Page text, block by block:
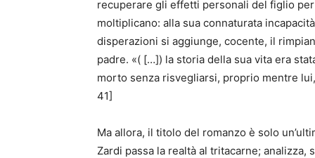
recuperare gli effetti personali del figlio
moltiplicano: alla sua connaturata
disperazioni si aggiunge, cocente, il
padre. «( […]) la storia della sua vita era
morto senza risvegliarsi, proprio mentre
41]
Ma allora, il titolo del romanzo è solo
Zardi passa la realtà al tritacarne;